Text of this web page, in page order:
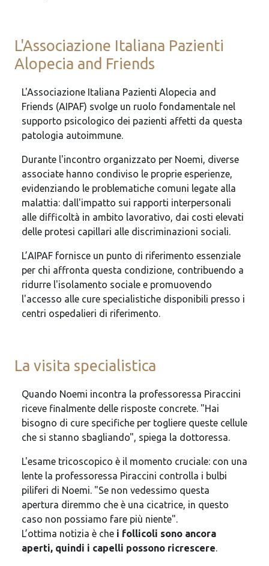
L'Associazione Italiana Pazienti
Alopecia and Friends
L'Associazione Italiana Pazienti Alopecia and
Friends (AIPAF) svolge un ruolo fondamentale nel
supporto psicologico dei pazienti affetti da questa
patologia autoimmune.
Durante l'incontro organizzato per Noemi, diverse
associate hanno condiviso le proprie esperienze,
evidenziando le problematiche comuni legate alla
malattia: dall'impatto sui rapporti interpersonali
alle difficoltà in ambito lavorativo, dai costi elevati
delle protesi capillari alle discriminazioni sociali.
L’AIPAF fornisce un punto di riferimento essenziale
per chi affronta questa condizione, contribuendo a
ridurre l'isolamento sociale e promuovendo
l'accesso alle cure specialistiche disponibili presso i
centri ospedalieri di riferimento.
La visita specialistica
Quando Noemi incontra la professoressa Piraccini
riceve finalmente delle risposte concrete. "Hai
bisogno di cure specifiche per togliere queste cellule
che si stanno sbagliando", spiega la dottoressa.
L'esame tricoscopico è il momento cruciale: con una
lente la professoressa Piraccini controlla i bulbi
piliferi di Noemi. "Se non vedessimo questa
apertura diremmo che è una cicatrice, in questo
caso non possiamo fare più niente".
L’ottima notizia è che i follicoli sono ancora
aperti, quindi i capelli possono ricrescere.